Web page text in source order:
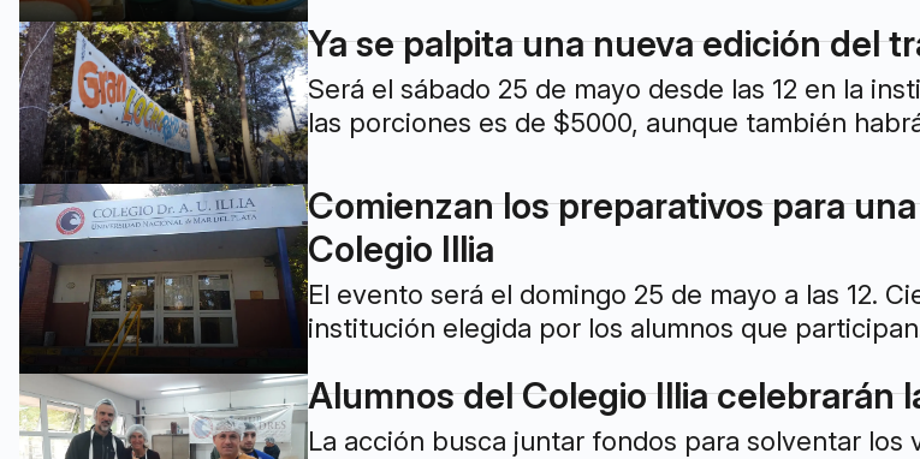
Ya se palpita una nueva edición del
Será el sábado 25 de mayo desde las 12 en la
las porciones es de $5000, aunque también
Comienzan los preparativos para
Colegio Illia
El evento será el domingo 25 de mayo a las 12.
institución elegida por los alumnos que
Alumnos del Colegio Illia celebrarán
La acción busca juntar fondos para solventar los